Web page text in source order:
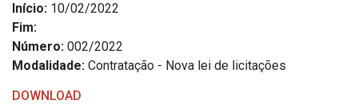
Agricultura e Meio Ambiente
Assistência Social
Educação, Cultura, Desporto e Turismo
Obras
Início: 10/02/2022
Fim:
Número: 002/2022
Modalidade: Contratação - Nova lei de licitações
DOWNLOAD